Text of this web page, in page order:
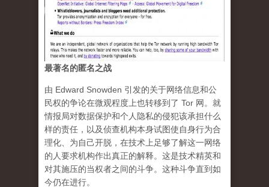
最著名的匿名之战
由 Edward Snowden 引发的关于网络信息和公
民权的争论在微观程度上也转移到了 Tor 网。就
情报局对数据保护和个人隐私的侵犯该承担什么
样的责任，以及侦查机构本身试图使自身行为合
理化、为自己开脱，在技术上足够了解这一网络
的人要求机构作出真正的解释。这是技术精英和
对其施压的当权者之间的斗争。这种斗争直到如
今仍在进行。